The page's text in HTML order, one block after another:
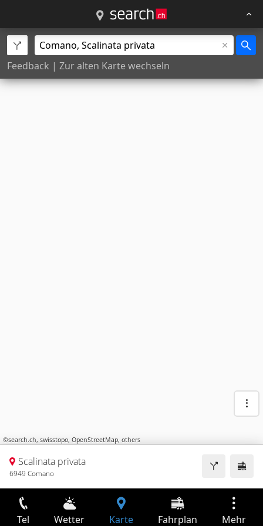
Feedback | Zur alten Karte wechseln
©search.ch, swisstopo, OpenStreetMap, others
Scalinata privata
6949 Comano
Tel Wetter Karte Fahrplan Mehr